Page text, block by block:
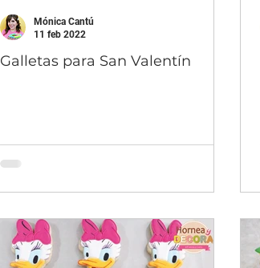
Galletas para San Valentín
Mónica Cantú
11 feb 2022